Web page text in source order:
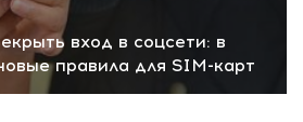
вход в соцсети: в
правила для SIM-карт